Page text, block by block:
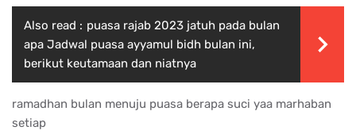
Also read : puasa rajab 2023 jatuh pada bulan
apa Jadwal puasa ayyamul bidh bulan ini,
berikut keutamaan dan niatnya
ramadhan bulan menuju puasa berapa suci yaa marhaban
setiap